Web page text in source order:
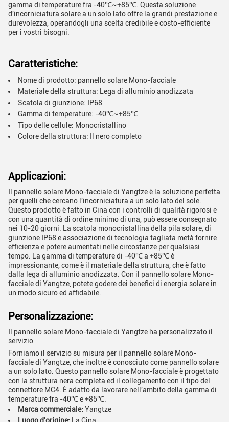
gamma di temperature fra -40℃~+85℃. Questa soluzione
d'incorniciatura solare a un solo lato offre la grandi prestazione e
durevolezza, operandogli una scelta credibile e costo-efficiente
per i vostri bisogni.
Caratteristiche:
Nome di prodotto: pannello solare Mono-facciale
Materiale della struttura: Lega di alluminio anodizzata
Scatola di giunzione: IP68
Gamma di temperature: -40℃~+85℃
Tipo delle cellule: Monocristallino
Colore della struttura: Il nero completo
Applicazioni:
Il pannello solare Mono-facciale di Yangtze è la soluzione perfetta
per quelli che cercano l'incorniciatura a un solo lato del sole.
Questo prodotto è fatto in Cina con i controlli di qualità rigorosi e
con una quantità di ordine minimo di una, può essere consegnato
nei 10-20 giorni. La scatola monocristallina della pila solare, di
giunzione IP68 e associazione di tecnologia tagliata metà fornire
efficienza e potere aumentati nelle circostanze per qualsiasi
tempo. La gamma di temperature di -40℃ a +85℃ è
impressionante, come è il materiale della struttura, che è fatto
dalla lega di alluminio anodizzata. Con il pannello solare Mono-
facciale di Yangtze, potete godere dei benefici di energia solare in
un modo sicuro ed affidabile.
Personalizzazione:
Il pannello solare Mono-facciale di Yangtze ha personalizzato il
servizio
Forniamo il servizio su misura per il pannello solare Mono-
facciale di Yangtze, che inoltre è conosciuto come pannello solare
a un solo lato. Questo pannello solare Mono-facciale è progettato
con la struttura nera completa ed il collegamento con il tipo del
connettore MC4. È adatto da lavorare nell'ambito della gamma di
temperature fra -40℃ e +85℃.
Marca commerciale: Yangtze